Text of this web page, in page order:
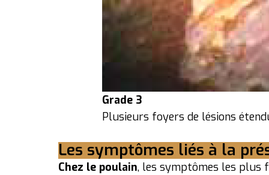
Grade 3
Plusieurs foyers de lésions
Les symptômes liés à la
Chez le poulain, les symptômes les plus